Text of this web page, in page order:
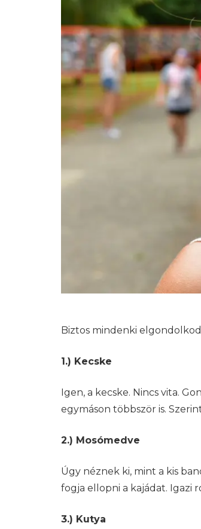
Biztos mindenki
1.) Kecske
Igen, a kecske. Nincs vita.
egymáson többször is.
2.) Mosómedve
Úgy néznek ki, mint a kis
fogja ellopni a kajádat. Igazi
3.) Kutya